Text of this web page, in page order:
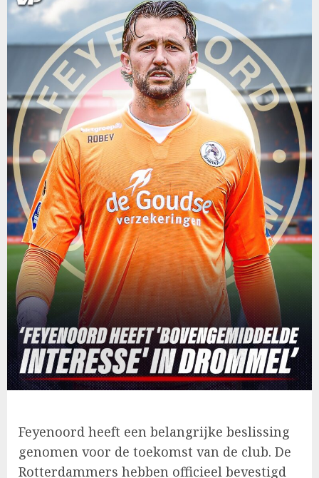
Feyenoord heeft een belangrijke beslissing
genomen voor de toekomst van de club. De
Rotterdammers hebben officieel bevestigd